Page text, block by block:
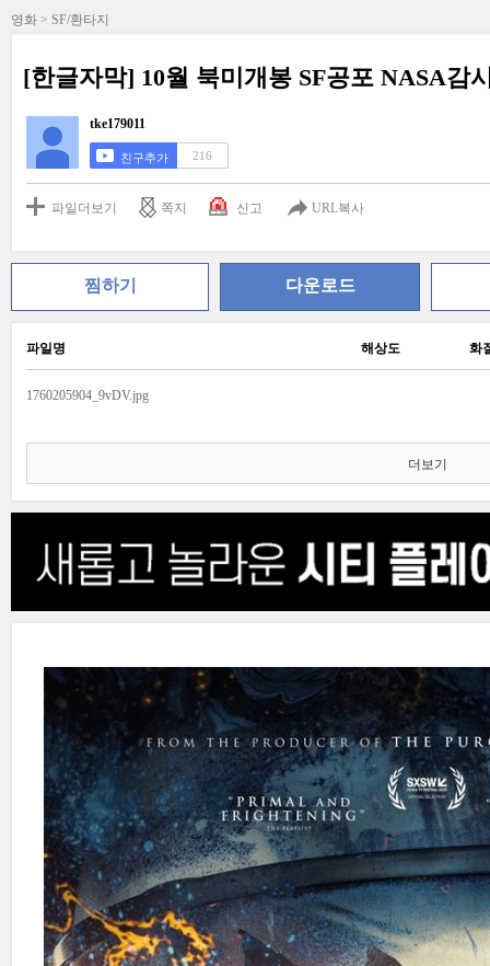
영화 > SF/환타지
[한글자막] 10월 북미개봉 SF공포 NASA감
tke179011
친구추가 216
파일더보기 쪽지 신고 URL복사
찜하기 다운로드
파일명 해상도 화
1760205904_9vDV.jpg
더보기